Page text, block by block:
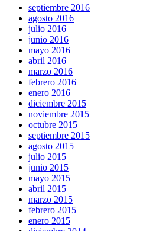
septiembre 2016
agosto 2016
julio 2016
junio 2016
mayo 2016
abril 2016
marzo 2016
febrero 2016
enero 2016
diciembre 2015
noviembre 2015
octubre 2015
septiembre 2015
agosto 2015
julio 2015
junio 2015
mayo 2015
abril 2015
marzo 2015
febrero 2015
enero 2015